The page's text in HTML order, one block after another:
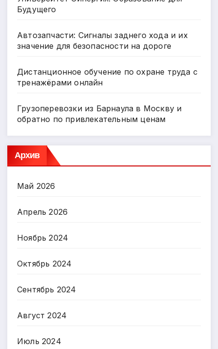
Будущего
Автозапчасти: Сигналы заднего хода и их
значение для безопасности на дороге
Дистанционное обучение по охране труда с
тренажёрами онлайн
Грузоперевозки из Барнаула в Москву и
обратно по привлекательным ценам
Архив
Май 2026
Апрель 2026
Ноябрь 2024
Октябрь 2024
Сентябрь 2024
Август 2024
Июль 2024